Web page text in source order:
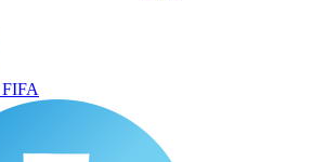
FIFA